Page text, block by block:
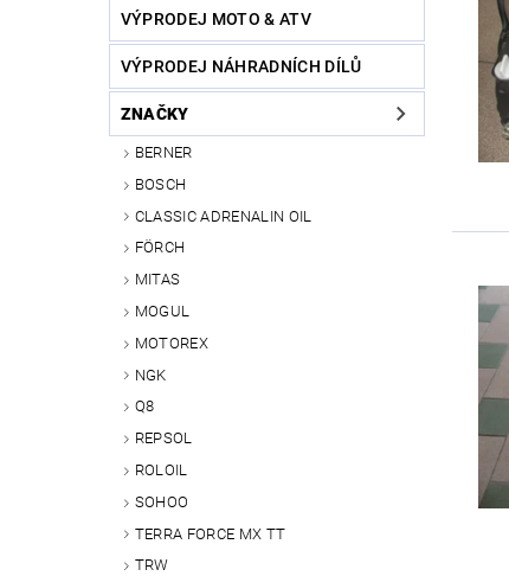
VÝPRODEJ MOTO & ATV
VÝPRODEJ NÁHRADNÍCH DÍLŮ
ZNAČKY
BERNER
BOSCH
CLASSIC ADRENALIN OIL
FÖRCH
MITAS
MOGUL
MOTOREX
NGK
Q8
REPSOL
ROLOIL
SOHOO
TERRA FORCE MX TT
TRW